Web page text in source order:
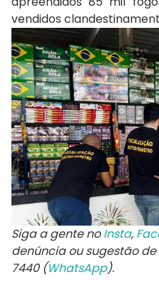
vendidos
Siga a gente noInsta,
denúncia ou sugestão
7440 (WhatsApp).